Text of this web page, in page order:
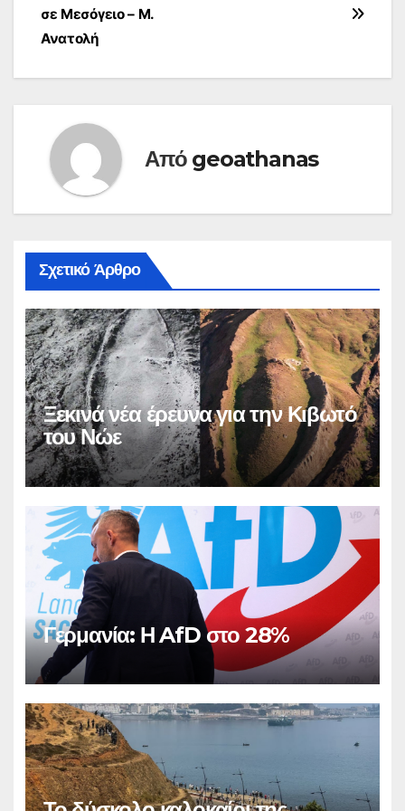
σε Μεσόγειο – Μ.
Ανατολή
Από geoathanas
Σχετικό Άρθρο
Ξεκινά νέα έρευνα για την Κιβωτό
του Νώε
Γερμανία: Η AfD στο 28%